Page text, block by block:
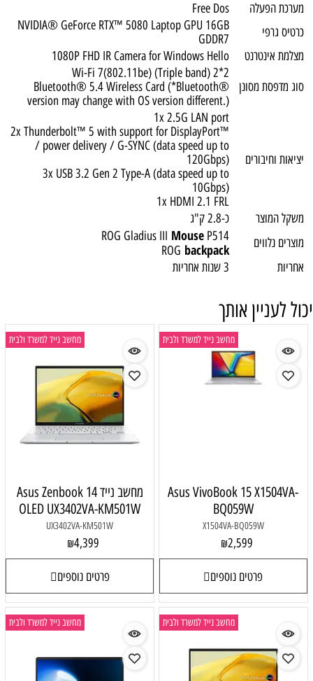
מערכת הפעלה
Free Dos
כרטיס גרפי
NVIDIA® GeForce RTX™ 5080 Laptop GPU 16GB
GDDR7
מצלמת אינטרנט
1080P FHD IR Camera for Windows Hello
סוג מדפסת מסונן
Wi-Fi 7(802.11be) (Triple band) 2*2
Bluetooth® 5.4 Wireless Card (*Bluetooth®
version may change with OS version different.)
יציאות וחיבורים
1x 2.5G LAN port
2x Thunderbolt™ 5 with support for DisplayPort™
/ power delivery / G-SYNC (data speed up to
120Gbps)
3x USB 3.2 Gen 2 Type-A (data speed up to
10Gbps)
1x HDMI 2.1 FRL
משקל המוצר
כ-2.8 ק"ג
מוצרים נלווים
ROG Gladius III Mouse P514
ROG backpack
אחריות 3 שנות אחריות
יכול לעניין אותך
מחשב נייד למשרד ולבית
Asus VivoBook 15 X1504VA-
BQ059W
X1504VA-BQ059W
₪2,599
פרטים נוספים
מחשב נייד למשרד ולבית
מחשב נייד Asus Zenbook 14
OLED UX3402VA-KM501W
UX3402VA-KM501W
₪4,399
פרטים נוספים
מחשב נייד למשרד ולבית מחשב נייד למשרד ולבית